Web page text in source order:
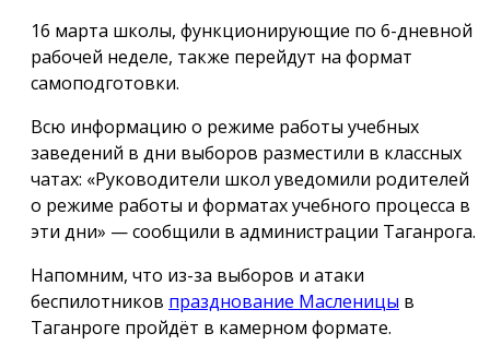
16 марта школы, функционирующие по 6-дневной
рабочей неделе, также перейдут на формат
самоподготовки.
Всю информацию о режиме работы учебных
заведений в дни выборов разместили в классных
чатах: «Руководители школ уведомили родителей
о режиме работы и форматах учебного процесса в
эти дни» — сообщили в администрации Таганрога.
Напомним, что из-за выборов и атаки
беспилотников празднование Масленицы в
Таганроге пройдёт в камерном формате.